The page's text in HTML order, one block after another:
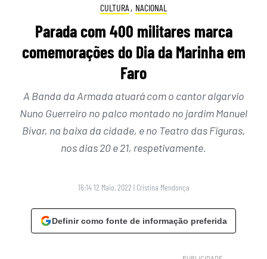
CULTURA , NACIONAL
Parada com 400 militares marca
comemorações do Dia da Marinha em
Faro
A Banda da Armada atuará com o cantor algarvio
Nuno Guerreiro no palco montado no jardim Manuel
Bívar, na baixa da cidade, e no Teatro das Figuras,
nos dias 20 e 21, respetivamente.
16:14 12 Maio, 2022 | Cristina Mendonça
Definir como fonte de informação preferida